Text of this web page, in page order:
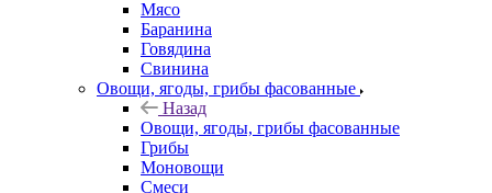
Мясо
Баранина
Говядина
Свинина
Овощи, ягоды, грибы фасованные
Назад
Овощи, ягоды, грибы фасованные
Грибы
Моновощи
Смеси